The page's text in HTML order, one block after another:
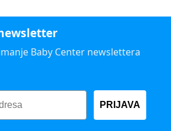
Baby Center newslettera
PRIJAVA